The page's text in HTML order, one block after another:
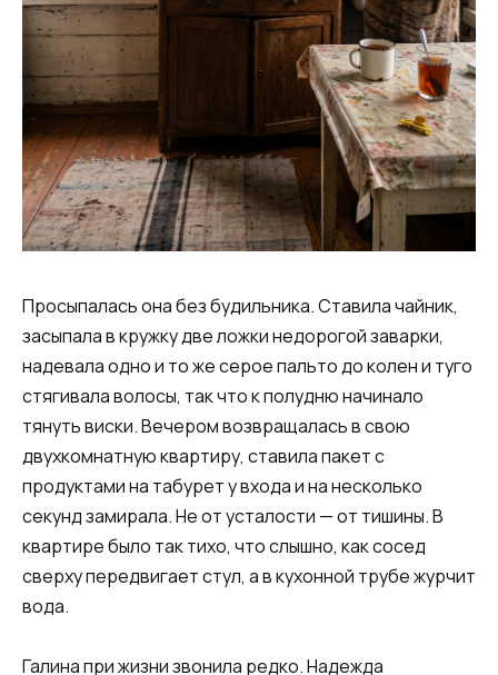
Просыпалась она без будильника. Ставила чайник,
засыпала в кружку две ложки недорогой заварки,
надевала одно и то же серое пальто до колен и туго
стягивала волосы, так что к полудню начинало
тянуть виски. Вечером возвращалась в свою
двухкомнатную квартиру, ставила пакет с
продуктами на табурет у входа и на несколько
секунд замирала. Не от усталости — от тишины. В
квартире было так тихо, что слышно, как сосед
сверху передвигает стул, а в кухонной трубе журчит
вода.
Галина при жизни звонила редко. Надежда